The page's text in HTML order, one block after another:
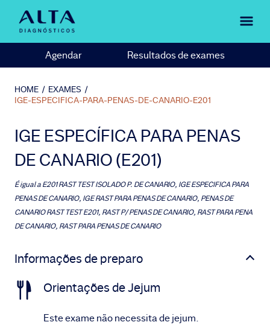
Agendar Resultados de exames
HOME / EXAMES /
IGE-ESPECIFICA-PARA-PENAS-DE-CANARIO-E201
IGE ESPECÍFICA PARA PENAS
DE CANARIO (E201)
É igual aE201 RAST TEST ISOLADO P. DE CANARIO, IGE ESPECIFICA PARA
PENAS DE CANARIO, IGE RAST PARA PENAS DE CANARIO, PENAS DE
CANARIO RAST TEST E201, RAST P/ PENAS DE CANARIO, RAST PARA PENA
DE CANARIO, RAST PARA PENAS DE CANARIO
Informações de preparo
Orientações de Jejum
Este exame não necessita de jejum.